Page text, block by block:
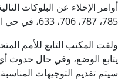
785، 787، 706، 633، في حي الرمال الجنوبي”.
يتابع الوضع، وفي حال حدوث
سيتم تقديم التوجيهات